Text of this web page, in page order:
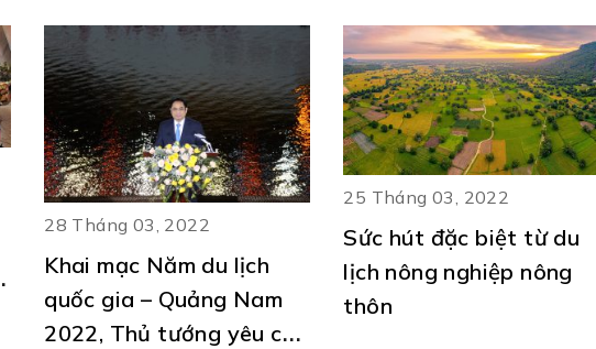
28 Tháng 03, 2022
Khai mạc Năm du lịch
quốc gia – Quảng Nam
2022, Thủ tướng yêu cầu
25 Tháng 03, 2022
Sức hút đặc biệt từ du
lịch nông nghiệp nông
thôn